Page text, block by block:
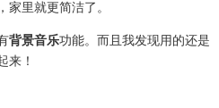
家里就更简洁了。
背景音乐功能。而且我发现用的还是
来！